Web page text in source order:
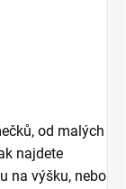
od malých
najdete
na výšku, nebo